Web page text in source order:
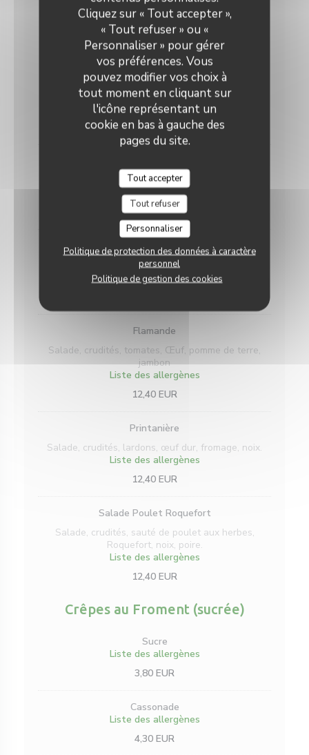
Cliquez sur « Tout accepter »,
« Tout refuser » ou «
Personnaliser » pour gérer
vos préférences. Vous
pouvez modifier vos choix à
tout moment en cliquant sur
l'icône représentant un
cookie en bas à gauche des
pages du site.
Tout accepter
Tout refuser
Personnaliser
Politique de protection des données à caractère
personnel
Politique de gestion des cookies
Salades
Romaine
Salade, crudités, Jambon sec Italien, Mozzarella,
Toasts, huile d'olive, vinaigre Balsamique.
Liste des allergènes
12,40 EUR
Salade, crudités, chèvre romarin sur toasts.
Liste des allergènes
12,40 EUR
Savoyarde
Salade, crudités, fromage, jambon, noix.
Liste des allergènes
Flamande
Salade, crudités, tomates, Œuf, pomme de terre,
jambon
Liste des allergènes
12,40 EUR
Printanière
Salade, crudités, lardons, œuf dur, fromage, noix.
Liste des allergènes
12,40 EUR
Salade Poulet Roquefort
Salade, crudités, sauté de poulet aux herbes,
Roquefort, noix, poire.
Liste des allergènes
12,40 EUR
Crêpes au Froment (sucrée)
Sucre
Liste des allergènes
3,80 EUR
Cassonade
Liste des allergènes
4,30 EUR